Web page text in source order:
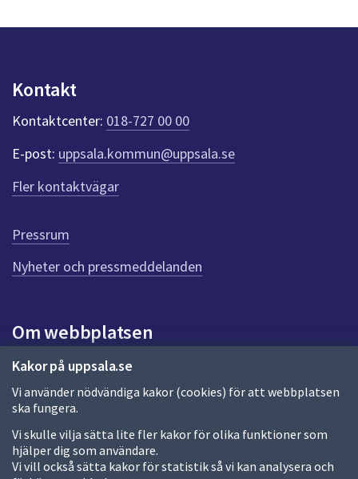
Kakor på uppsala.se
Vi använder nödvändiga kakor (cookies) för att webbplatsen
ska fungera.
Vi skulle vilja sätta lite fler kakor för olika funktioner som
hjälper dig som användare.
Vi vill också sätta kakor för statistik så vi kan analysera och
n
k
t
e
r
f
ö
r
e
n
n
a
d
a
Kontakt
Kontaktcenter: 018-727 00 00
E-post: uppsala.kommun@uppsala.se
Fler kontaktvägar
Pressrum
Nyheter och pressmeddelanden
Om webbplatsen
Om webbplatsen
Allmänna handlingar och diarium
Behandling av personuppgifter
Kakor